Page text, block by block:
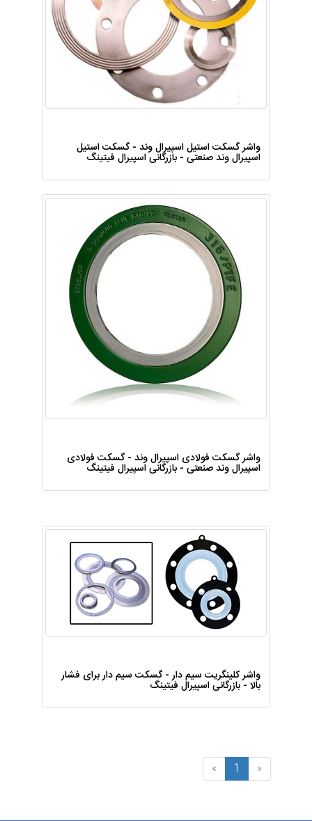
واشر گسکت استیل اسپیرال وند - گسکت استیل
اسپیرال وند صنعتی - بازرگانی اسپیرال فیتینگ
واشر گسکت فولادی اسپیرال وند - گسکت فولادی
اسپیرال وند صنعتی - بازرگانی اسپیرال فیتینگ
واشر کلینگریت سیم دار - گسکت سیم دار برای فشار
بالا - بازرگانی اسپیرال فیتینگ
«
1(فعلی)
»